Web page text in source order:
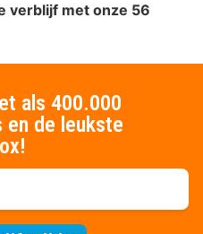
verblijf met onze 56
als 400.000
en de leukste